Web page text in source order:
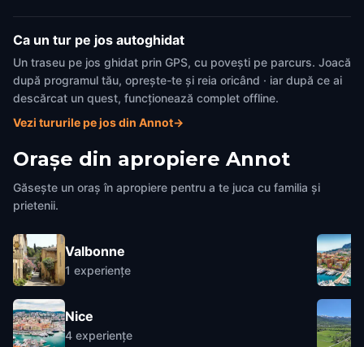
Ca un tur pe jos autoghidat
Un traseu pe jos ghidat prin GPS, cu povești pe parcurs. Joacă
după programul tău, oprește-te și reia oricând · iar după ce ai
descărcat un quest, funcționează complet offline.
Vezi tururile pe jos din Annot→
Orașe din apropiere Annot
Găsește un oraș în apropiere pentru a te juca cu familia și
prietenii.
Valbonne
1 experiențe
Nice
4 experiențe